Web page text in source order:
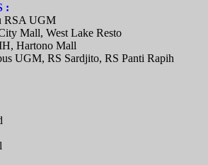
:
RSA UGM
Mall, West Lake Resto
Hartono Mall
UGM, RS Sardjito, RS Panti Rapih